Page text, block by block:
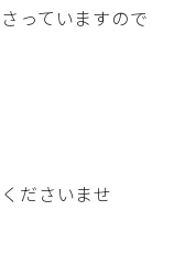
っていますので
ださいませ